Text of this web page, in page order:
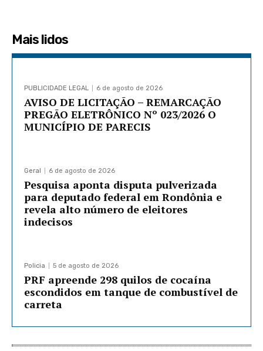
Mais lidos
PUBLICIDADE LEGAL 6 de agosto de 2026
AVISO DE LICITAÇÃO – REMARCAÇÃO
PREGÃO ELETRÔNICO Nº 023/2026 O
MUNICÍPIO DE PARECIS
Geral 6 de agosto de 2026
Pesquisa aponta disputa pulverizada
para deputado federal em Rondônia e
revela alto número de eleitores
indecisos
Policia 5 de agosto de 2026
PRF apreende 298 quilos de cocaína
escondidos em tanque de combustível de
carreta